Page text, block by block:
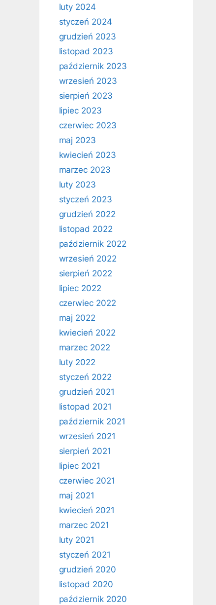
luty 2024
styczeń 2024
grudzień 2023
listopad 2023
październik 2023
wrzesień 2023
sierpień 2023
lipiec 2023
czerwiec 2023
maj 2023
kwiecień 2023
marzec 2023
luty 2023
styczeń 2023
grudzień 2022
listopad 2022
październik 2022
wrzesień 2022
sierpień 2022
lipiec 2022
czerwiec 2022
maj 2022
kwiecień 2022
marzec 2022
luty 2022
styczeń 2022
grudzień 2021
listopad 2021
październik 2021
wrzesień 2021
sierpień 2021
lipiec 2021
czerwiec 2021
maj 2021
kwiecień 2021
marzec 2021
luty 2021
styczeń 2021
grudzień 2020
listopad 2020
październik 2020